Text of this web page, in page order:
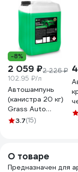
-8%
2 059 ₽2 226 ₽
102.95 ₽/л
Автошампунь
(канистра 20 кг)
Grass Auto
Shampoo 111103
3.7(15)
О товаре
Предназначен для